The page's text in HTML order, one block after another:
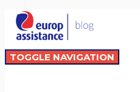
TOGGLE NAVIGATION